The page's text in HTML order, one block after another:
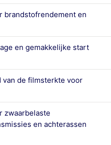
brandstofrendement en
en gemakkelijke start
de filmsterkte voor
zwaarbelaste
en achterassen